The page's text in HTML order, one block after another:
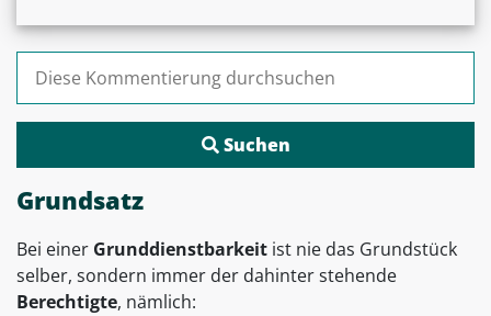
Suchen nach:
Grundsatz
Bei einer Grunddienstbarkeit ist nie das Grundstück
selber, sondern immer der dahinter stehende
Berechtigte, nämlich: